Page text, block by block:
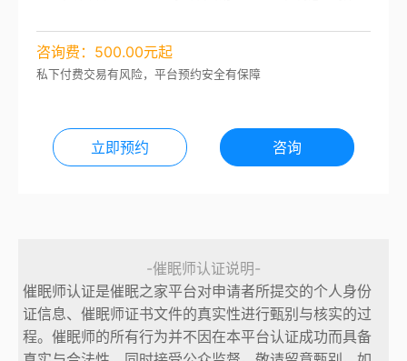
咨询费：500.00元起
私下付费交易有风险，平台预约安全有保障
立即预约 咨询
-催眠师认证说明-
催眠师认证是催眠之家平台对申请者所提交的个人身份
证信息、催眠师证书文件的真实性进行甄别与核实的过
程。催眠师的所有行为并不因在本平台认证成功而具备